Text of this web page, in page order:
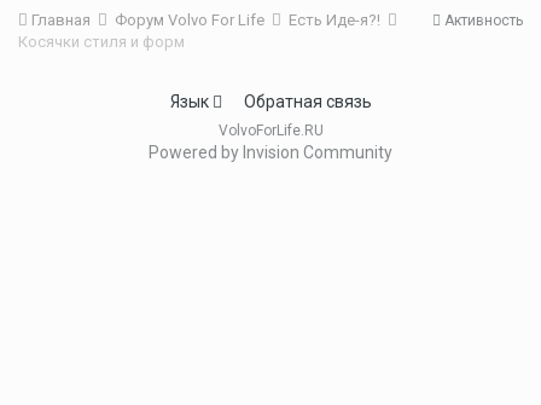
Активность
Главная Форум Volvo For Life
Есть Иде-я?!
Косячки стиля и форм
Язык Обратная связь
VolvoForLife.RU
Powered by Invision Community